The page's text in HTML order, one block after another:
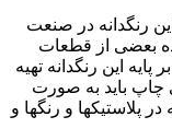
رنگدانه در صنعت
بعضی از قطعات
این رنگدانه تهیه
چاپ باید به صورت
پلاستیکها و رنگها و